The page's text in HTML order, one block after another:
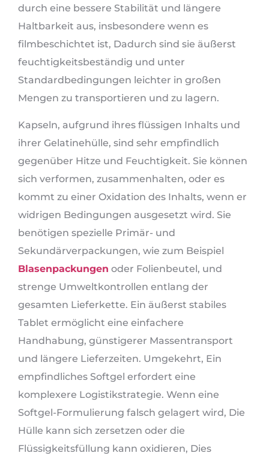
durch eine bessere Stabilität und längere
Haltbarkeit aus, insbesondere wenn es
filmbeschichtet ist, Dadurch sind sie äußerst
feuchtigkeitsbeständig und unter
Standardbedingungen leichter in großen
Mengen zu transportieren und zu lagern.
Kapseln, aufgrund ihres flüssigen Inhalts und
ihrer Gelatinehülle, sind sehr empfindlich
gegenüber Hitze und Feuchtigkeit. Sie können
sich verformen, zusammenhalten, oder es
kommt zu einer Oxidation des Inhalts, wenn er
widrigen Bedingungen ausgesetzt wird. Sie
benötigen spezielle Primär- und
Sekundärverpackungen, wie zum Beispiel
Blasenpackungen oder Folienbeutel, und
strenge Umweltkontrollen entlang der
gesamten Lieferkette. Ein äußerst stabiles
Tablet ermöglicht eine einfachere
Handhabung, günstigerer Massentransport
und längere Lieferzeiten. Umgekehrt, Ein
empfindliches Softgel erfordert eine
komplexere Logistikstrategie. Wenn eine
Softgel-Formulierung falsch gelagert wird, Die
Hülle kann sich zersetzen oder die
Flüssigkeitsfüllung kann oxidieren, Dies